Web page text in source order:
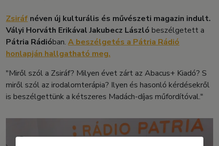
Zsiráf néven új kulturális és művészeti magazin indult.
Vályi Horváth Erikával Jakubecz László beszélgetett a
Pátria Rádióban. A beszélgetés a Pátria Rádió
honlapján hallgatható meg.
"Miről szól a Zsiráf? Milyen évet zárt az Abacus+ Kiadó? S
miről szól az irodalomterápia? Ilyen és hasonló kérdésekről
is beszélgettünk a kétszeres Madách-díjas műfordítóval."